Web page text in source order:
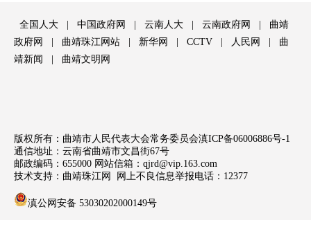
全国人大 中国政府网 云南人大 云南政府网
曲靖
政府网
曲靖珠江网站 新华网 CCTV 人民网
曲
靖新闻
曲靖文明网
版权所有：曲靖市人民代表大会常务委员会滇ICP备06006886号-1
通信地址：云南省曲靖市文昌街67号
邮政编码：655000 网站信箱： qjrd@vip.163.com
技术支持： 曲靖珠江网 网上不良信息举报电话： 12377
滇公网安备 53030202000149号